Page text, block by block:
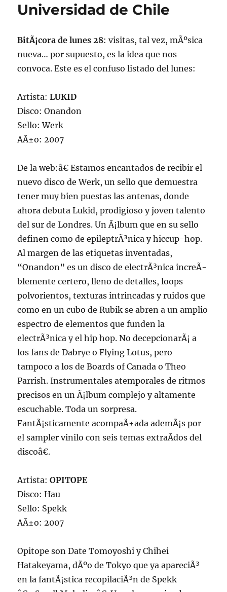
Universidad de Chile
BitÃ¡cora de lunes 28: visitas, tal vez, mÃºsica
nueva… por supuesto, es la idea que nos
convoca. Este es el confuso listado del lunes:
Artista:LUKID
Disco: Onandon
Sello: Werk
AÃ±o: 2007
De la web:â€ Estamos encantados de recibir el
nuevo disco de Werk, un sello que demuestra
tener muy bien puestas las antenas, donde
ahora debuta Lukid, prodigioso y joven talento
del sur de Londres. Un Ã¡lbum que en su sello
definen como de epileptrÃ³nica y hiccup-hop.
Al margen de las etiquetas inventadas,
“Onandon” es un disco de electrÃ³nica increÃ­
blemente certero, lleno de detalles, loops
polvorientos, texturas intrincadas y ruidos que
como en un cubo de Rubik se abren a un amplio
espectro de elementos que funden la
electrÃ³nica y el hip hop. No decepcionarÃ¡ a
los fans de Dabrye o Flying Lotus, pero
tampoco a los de Boards of Canada o Theo
Parrish. Instrumentales atemporales de ritmos
precisos en un Ã¡lbum complejo y altamente
escuchable. Toda un sorpresa.
FantÃ¡sticamente acompaÃ±ada ademÃ¡s por
el sampler vinilo con seis temas extraÃ­dos del
discoâ€.
Artista:OPITOPE
Disco: Hau
Sello: Spekk
AÃ±o: 2007
Opitope son Date Tomoyoshi y Chihei
Hatakeyama, dÃºo de Tokyo que ya apareciÃ³
en la fantÃ¡stica recopilaciÃ³n de Spekk